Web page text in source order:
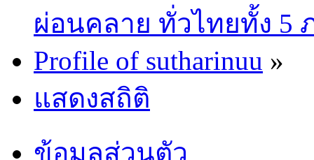
ผ่อนคลาย ทั่วไทยทั้ง 5
Profile of sutharinuu »
แสดงสถิติ
ข้อมูลส่วนตัว